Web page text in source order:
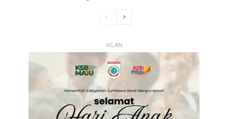
HalamanHalaman
IKLAN